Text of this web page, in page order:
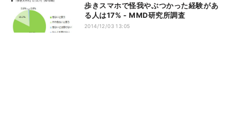
歩きスマホで怪我やぶつかった経験があ
る人は17% - MMD研究所調査
2014/12/03 13:05